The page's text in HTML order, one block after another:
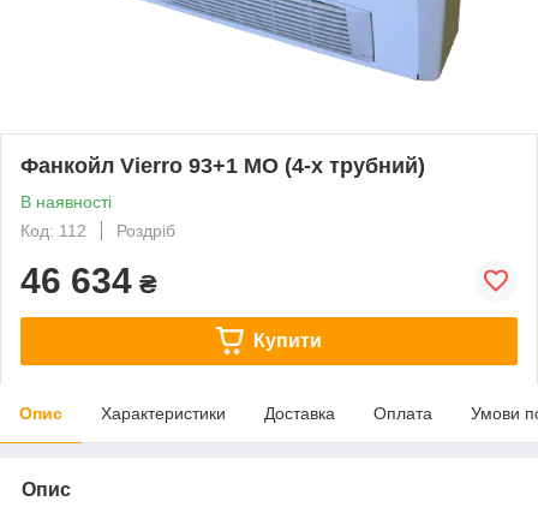
Фанкойл Vierro 93+1 MO (4-х трубний)
В наявності
Код: 112
Роздріб
46 634 ₴
Купити
Опис Характеристики Доставка Оплата Умови
Опис